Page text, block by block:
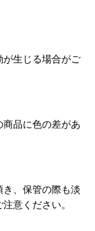
が生じる場合がご
商品に色の差があ
き、保管の際も淡
意ください。